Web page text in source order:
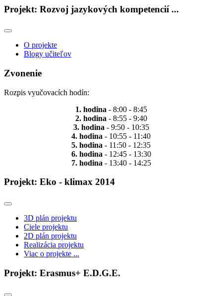
Projekt: Rozvoj jazykových kompetencií ...
O projekte
Blogy učiteľov
Zvonenie
Rozpis vyučovacích hodín:
1. hodina - 8:00 - 8:45
2. hodina - 8:55 - 9:40
3. hodina - 9:50 - 10:35
4. hodina - 10:55 - 11:40
5. hodina - 11:50 - 12:35
6. hodina - 12:45 - 13:30
7. hodina - 13:40 - 14:25
Projekt: Eko - klimax 2014
3D plán projektu
Ciele projektu
2D plán projektu
Realizácia projektu
Viac o projekte ...
Projekt: Erasmus+ E.D.G.E.